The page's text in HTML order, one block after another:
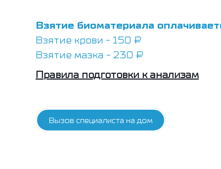
Взятие биоматериала
Взятие крови - 150 ₽
Взятие мазка - 230 ₽
Правила подготовки к анализам
Вызов специалиста на дом